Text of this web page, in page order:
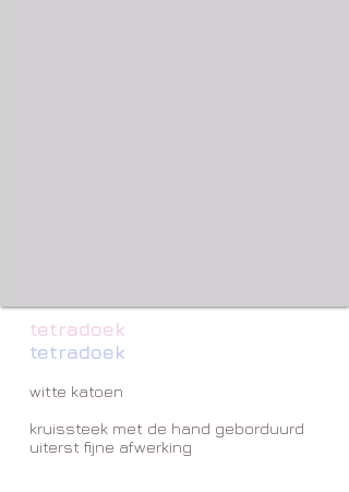
tetradoek
tetradoek
witte katoen
kruissteek met de hand geborduurd
uiterst fijne afwerking